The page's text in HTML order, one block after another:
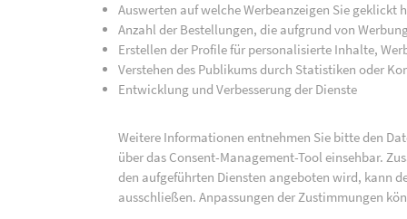
Auswerten auf welche Werbeanzeigen Sie geklickt
Anzahl der Bestellungen, die aufgrund von
Erstellen der Profile für personalisierte Inhalte,
Verstehen des Publikums durch Statistiken oder
Entwicklung und Verbesserung der Dienste
Weitere Informationen entnehmen Sie bitte den
über das Consent-Management-Tool einsehbar.
den aufgeführten Diensten angeboten wird, kann
ausschließen. Anpassungen der Zustimmungen